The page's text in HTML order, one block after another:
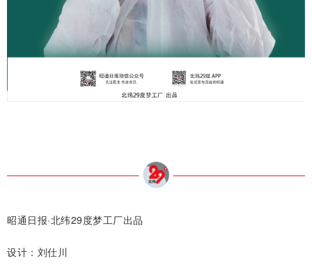
昭通日报·北纬29度梦工厂出品
设计：刘仕川